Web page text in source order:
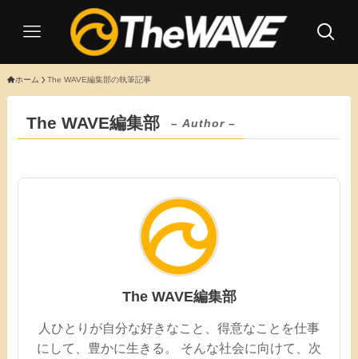
ホーム The WAVE編集部の執筆記事
The WAVE編集部 – Author –
The WAVE編集部
人ひとりが自分な好きなこと、得意なことを仕事
にして、豊かに生きる。 そんな社会に向けて、次